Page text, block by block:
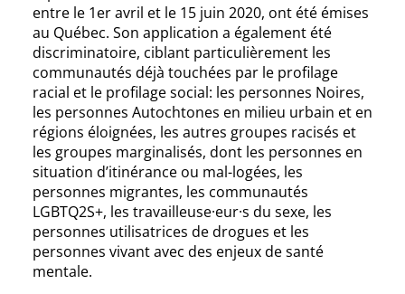
entre le 1er avril et le 15 juin 2020, ont été émises
au Québec. Son application a également été
discriminatoire, ciblant particulièrement les
communautés déjà touchées par le profilage
racial et le profilage social: les personnes Noires,
les personnes Autochtones en milieu urbain et en
régions éloignées, les autres groupes racisés et
les groupes marginalisés, dont les personnes en
situation d’itinérance ou mal-logées, les
personnes migrantes, les communautés
LGBTQ2S+, les travailleuse·eur·s du sexe, les
personnes utilisatrices de drogues et les
personnes vivant avec des enjeux de santé
mentale.